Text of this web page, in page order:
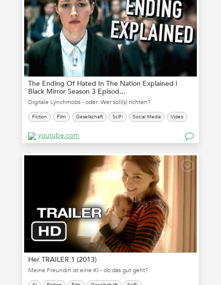
The Ending Of Hated In The Nation Explained |
Black Mirror Season 3 Episod...
Digitale Lynchmobs - oder: Wer soll(s) richten?
Fiction Film Gesellschaft SciFi Social Media Video
youtube.com
Her TRAILER 1 (2013)
Meine Freundin ist eine KI - ob das gut geht?